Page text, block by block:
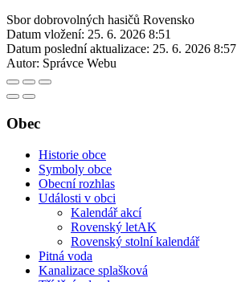
Sbor dobrovolných hasičů Rovensko
Datum vložení: 25. 6. 2026 8:51
Datum poslední aktualizace: 25. 6. 2026 8:57
Autor: Správce Webu
Obec
Historie obce
Symboly obce
Obecní rozhlas
Události v obci
Kalendář akcí
Rovenský letAK
Rovenský stolní kalendář
Pitná voda
Kanalizace splašková